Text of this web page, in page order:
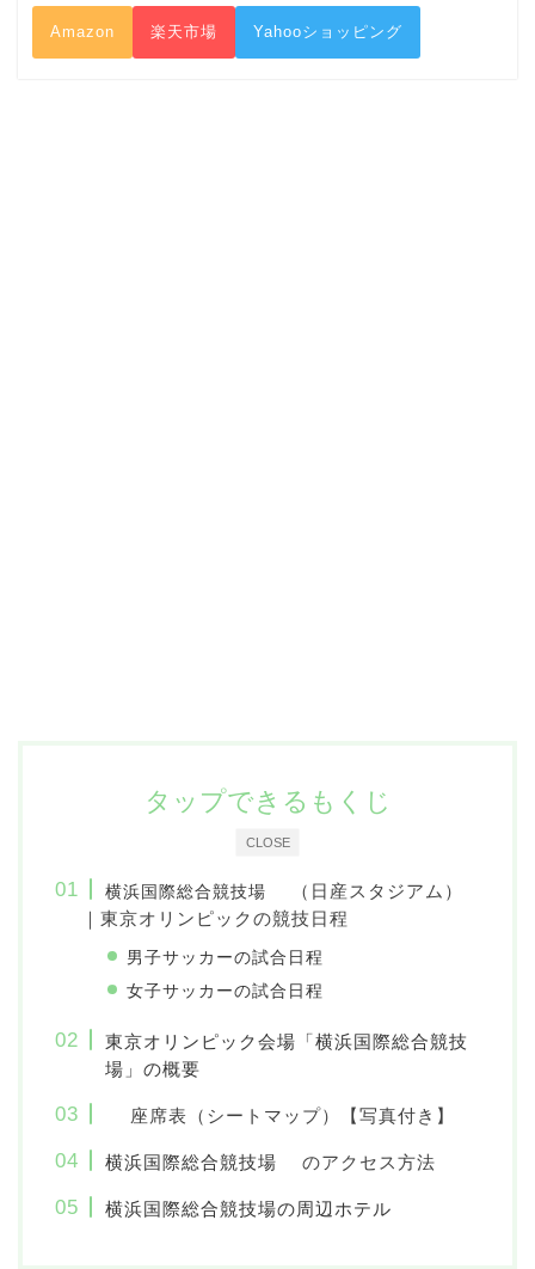
Amazon 楽天市場 Yahooショッピング
CLOSE
タップできるもくじ
横浜国際総合競技場
（日産スタジアム）
｜東京オリンピックの競技日程
男子サッカーの試合日程
女子サッカーの試合日程
東京オリンピック会場「横浜国際総合競技
場」の概要
座席表（シートマップ）【写真付き】
横浜国際総合競技場 のアクセス方法
横浜国際総合競技場の周辺ホテル